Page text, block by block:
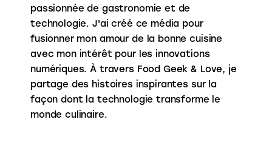
passionnée de gastronomie et de
technologie. J'ai créé ce média pour
fusionner mon amour de la bonne cuisine
avec mon intérêt pour les innovations
numériques. À travers Food Geek & Love, je
partage des histoires inspirantes sur la
façon dont la technologie transforme le
monde culinaire.